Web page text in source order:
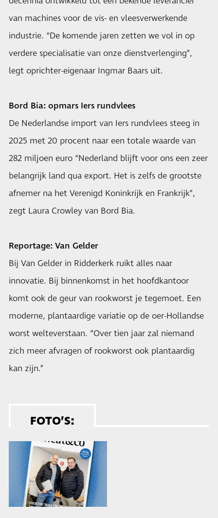
van machines voor de vis- en vleesverwerkende
industrie. “De komende jaren zetten we vol in op
verdere specialisatie van onze dienstverlenging”,
legt oprichter-eigenaar Ingmar Baars uit.
Bord Bia: opmars Iers rundvlees
De Nederlandse import van Iers rundvlees steeg in
2025 met 20 procent naar een totale waarde van
282 miljoen euro “Nederland blijft voor ons een zeer
belangrijk land qua export. Het is zelfs de grootste
afnemer na het Verenigd Koninkrijk en Frankrijk”,
zegt Laura Crowley van Bord Bia.
Reportage: Van Gelder
Bij Van Gelder in Ridderkerk ruikt alles naar
innovatie. Bij binnenkomst in het hoofdkantoor
komt ook de geur van rookworst je tegemoet. Een
moderne, plantaardige variatie op de oer-Hollandse
worst welteverstaan. “Over tien jaar zal niemand
zich meer afvragen of rookworst ook plantaardig
kan zijn.”
FOTO’S: